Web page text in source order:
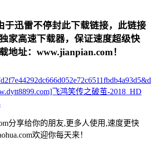
于迅雷不停封此下载链接，此链接
家高速下载器，保证速度超级快
地址：www.jianpian.com！
飞鸿笑传之破茧-2018_HD
分享给你的朋友,更多人使用,速度更快
欢迎你每天来！